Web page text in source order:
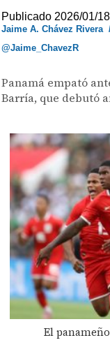
Publicado 2026/01/
Jaime A. Chávez Rivera
@Jaime_ChavezR
Panamá empató
Barría, que debutó
El